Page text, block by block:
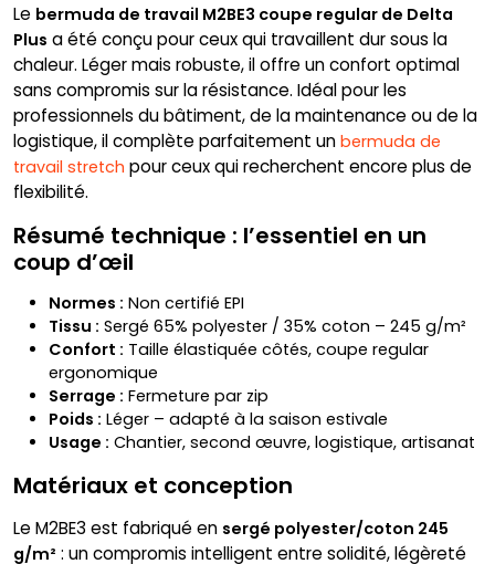
Le bermuda de travail M2BE3 coupe regular de Delta
Plus a été conçu pour ceux qui travaillent dur sous la
chaleur. Léger mais robuste, il offre un confort optimal
sans compromis sur la résistance. Idéal pour les
professionnels du bâtiment, de la maintenance ou de la
logistique, il complète parfaitement un bermuda de
travail stretch pour ceux qui recherchent encore plus de
flexibilité.
Résumé technique : l’essentiel en un
coup d’œil
Normes : Non certifié EPI
Tissu : Sergé 65% polyester / 35% coton – 245 g/m²
Confort : Taille élastiquée côtés, coupe regular
ergonomique
Serrage : Fermeture par zip
Poids : Léger – adapté à la saison estivale
Usage : Chantier, second œuvre, logistique, artisanat
Matériaux et conception
Le M2BE3 est fabriqué en sergé polyester/coton 245
g/m² : un compromis intelligent entre solidité, légèreté